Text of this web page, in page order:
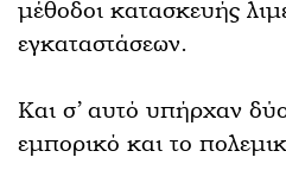
μέθοδοι κατασκευής
εγκαταστάσεων.
Και σ’ αυτό υπήρχαν
εμπορικό και το